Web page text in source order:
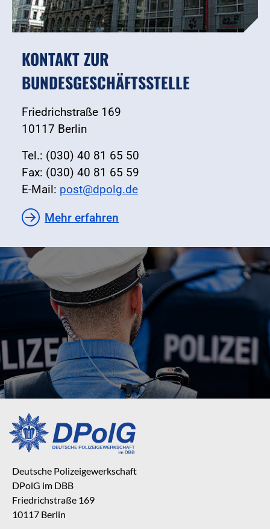
KONTAKT ZUR
BUNDESGESCHÄFTSSTELLE
Friedrichstraße 169
10117 Berlin
Tel.: (030) 40 81 65 50
Fax: (030) 40 81 65 59
E-Mail: post@dpolg.de
Mehr erfahren
Deutsche Polizeigewerkschaft
DPolG im DBB
Friedrichstraße 169
10117 Berlin